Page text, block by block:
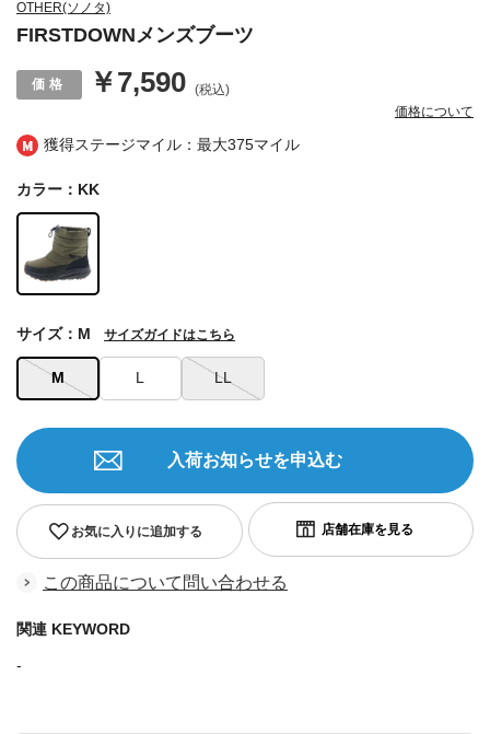
獲得ステージマイル：最大375マイル
OTHER(ソノタ)
FIRSTDOWNメンズブーツ
￥7,590 (税込)
価格について
カラー：KK
M L LL
サイズ：M サイズガイドはこちら
お気に入りに追加する
入荷お知らせを申込む
この商品について問い合わせる
関連 KEYWORD
-